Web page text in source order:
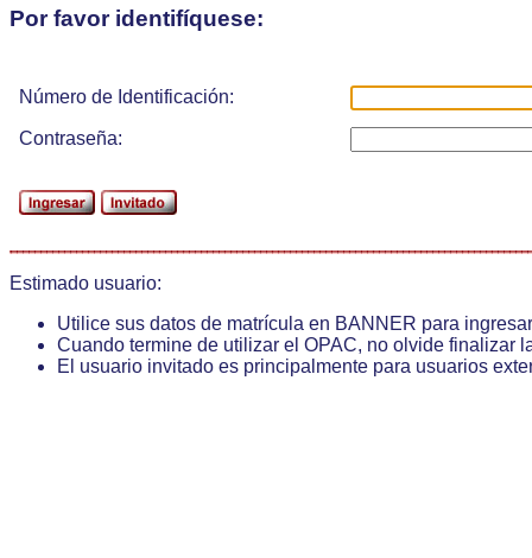
Por favor identifíquese:
Número de Identificación:
Contraseña:
Estimado usuario:
Utilice sus datos de matrícula en BANNER para ingresar
Cuando termine de utilizar el OPAC, no olvide finalizar
El usuario invitado es principalmente para usuarios